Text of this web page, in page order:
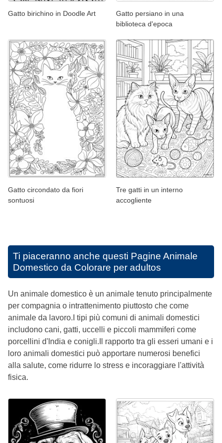
Gatto birichino in Doodle Art
Gatto persiano in una
biblioteca d'epoca
Gatto circondato da fiori
sontuosi
Tre gatti in un interno
accogliente
Ti piaceranno anche questi Pagine Animale
Domestico da Colorare per adultos
Un animale domestico è un animale tenuto principalmente
per compagnia o intrattenimento piuttosto che come
animale da lavoro.I tipi più comuni di animali domestici
includono cani, gatti, uccelli e piccoli mammiferi come
porcellini d'India e conigli.Il rapporto tra gli esseri umani e i
loro animali domestici può apportare numerosi benefici
alla salute, come ridurre lo stress e incoraggiare l'attività
fisica.